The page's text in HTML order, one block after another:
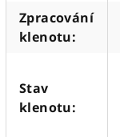
Zpracování
klenotu:
Stav
klenotu: